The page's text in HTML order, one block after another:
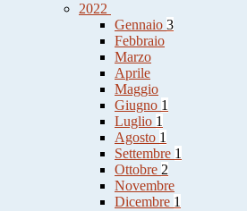
2022
Gennaio 3
Febbraio
Marzo
Aprile
Maggio
Giugno 1
Luglio 1
Agosto 1
Settembre 1
Ottobre 2
Novembre
Dicembre 1